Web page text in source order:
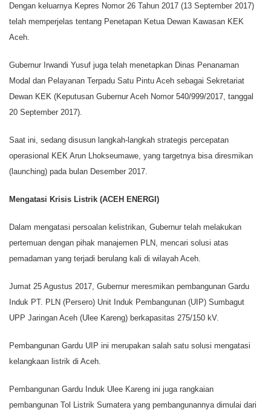
Dengan keluarnya Kepres Nomor 26 Tahun 2017 (13 September 2017)
telah memperjelas tentang Penetapan Ketua Dewan Kawasan KEK
Aceh.
Gubernur Irwandi Yusuf juga telah menetapkan Dinas Penanaman
Modal dan Pelayanan Terpadu Satu Pintu Aceh sebagai Sekretariat
Dewan KEK (Keputusan Gubernur Aceh Nomor 540/999/2017, tanggal
20 September 2017).
Saat ini, sedang disusun langkah-langkah strategis percepatan
operasional KEK Arun Lhokseumawe, yang targetnya bisa diresmikan
(launching) pada bulan Desember 2017.
Mengatasi Krisis Listrik (ACEH ENERGI)
Dalam mengatasi persoalan kelistrikan, Gubernur telah melakukan
pertemuan dengan pihak manajemen PLN, mencari solusi atas
pemadaman yang terjadi berulang kali di wilayah Aceh.
Jumat 25 Agustus 2017, Gubernur meresmikan pembangunan Gardu
Induk PT. PLN (Persero) Unit Induk Pembangunan (UIP) Sumbagut
UPP Jaringan Aceh (Ulee Kareng) berkapasitas 275/150 kV.
Pembangunan Gardu UIP ini merupakan salah satu solusi mengatasi
kelangkaan listrik di Aceh.
Pembangunan Gardu Induk Ulee Kareng ini juga rangkaian
pembangunan Tol Listrik Sumatera yang pembangunannya dimulai dari